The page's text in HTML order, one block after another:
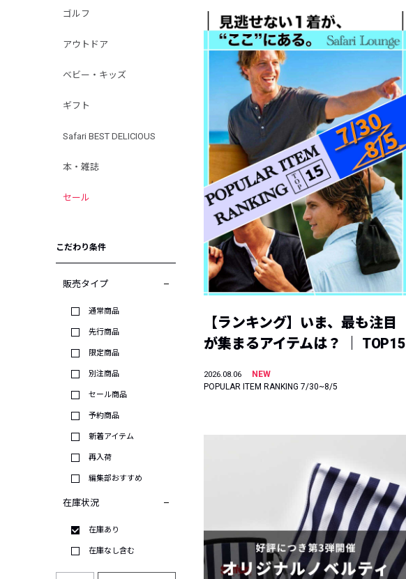
ゴルフ
アウトドア
ベビー・キッズ
ギフト
Safari BEST DELICIOUS
本・雑誌
セール
こだわり条件
販売タイプ
通常商品
先行商品
限定商品
別注商品
セール商品
予約商品
新着アイテム
再入荷
編集部おすすめ
在庫状況
在庫あり
在庫なし含む
【ランキング】いま、最も注目
が集まるアイテムは？ ｜ TOP15
2026.08.06
NEW
POPULAR ITEM RANKING 7/30~8/5